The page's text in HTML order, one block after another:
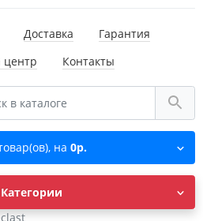
Доставка
Гарантия
Контакты
на 0р.
Категории